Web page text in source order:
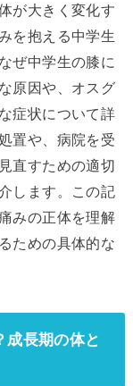
が大きく変化す
を抱える中学生
ぜ中学生の膝に
原因や、オスグ
症状について詳
置や、病院を受
直すための適切
します。この記
みの正体を理解
ための具体的な
成長期の体と